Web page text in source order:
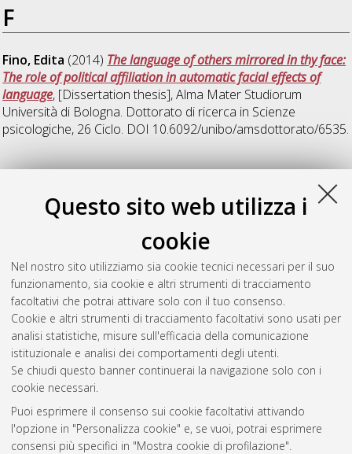
Questo sito web utilizza i
cookie
Nel nostro sito utilizziamo sia cookie tecnici necessari per il suo
funzionamento, sia cookie e altri strumenti di tracciamento
facoltativi che potrai attivare solo con il tuo consenso.
Cookie e altri strumenti di tracciamento facoltativi sono usati per
analisi statistiche, misure sull'efficacia della comunicazione
istituzionale e analisi dei comportamenti degli utenti.
Se chiudi questo banner continuerai la navigazione solo con i
cookie necessari.
Puoi esprimere il consenso sui cookie facoltativi attivando
l'opzione in "Personalizza cookie" e, se vuoi, potrai esprimere
consensi più specifici in "Mostra cookie di profilazione".
F
Fino, Edita (2014) The language of others mirrored in thy face:
The role of political affiliation in automatic facial effects of
language, [Dissertation thesis], Alma Mater Studiorum
Università di Bologna. Dottorato di ricerca in Scienze
psicologiche, 26 Ciclo. DOI 10.6092/unibo/amsdottorato/6535.
Z
Zambianchi, Manuela(2014)
The role of proactive coping
strategies and perceived health status for Social well-being and
, [Dissertation thesis], Alma Mater
Studiorum Università di Bologna. Dottorato di ricerca in
Scienze psicologiche, 26 Ciclo. DOI
10.6092/unibo/amsdottorato/6470.
Questa lista e' stata generata ilFri Aug 7 20:34:25 2026 CEST
Atom
Rss 1.0
Rss 2.0